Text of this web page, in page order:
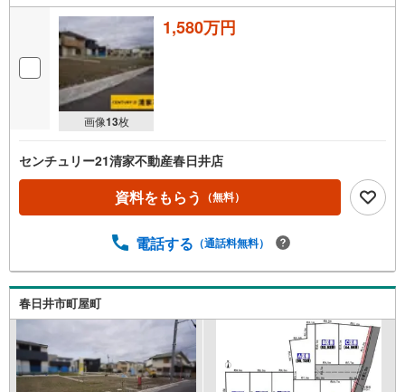
画像13枚
1,580万円
センチュリー21清家不動産春日井店
資料をもらう （無料）
電話する （通話料無料）
春日井市町屋町